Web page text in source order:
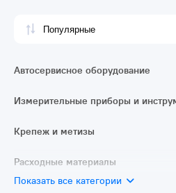
Автосервисное оборудование
Измерительные приборы и
Крепеж и метизы
Расходные материалы
Сверление и бурение
Показать все категории